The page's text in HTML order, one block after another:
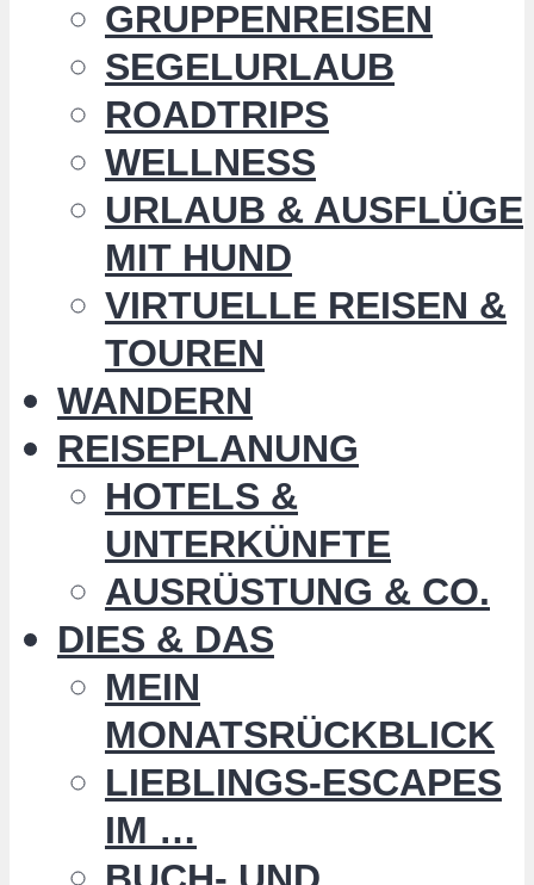
GRUPPENREISEN
SEGELURLAUB
ROADTRIPS
WELLNESS
URLAUB & AUSFLÜGE
MIT HUND
VIRTUELLE REISEN &
TOUREN
WANDERN
REISEPLANUNG
HOTELS &
UNTERKÜNFTE
AUSRÜSTUNG & CO.
DIES & DAS
MEIN
MONATSRÜCKBLICK
LIEBLINGS-ESCAPES
IM …